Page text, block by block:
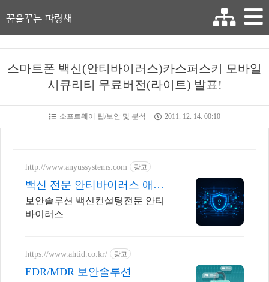
꿈을꾸는 파랑새
스마트폰 백신(안티바이러스)카스퍼스키 모바일
시큐리티 무료버전(라이트) 발표!
소프트웨어 팁/보안 및 분석 2011. 12. 14. 00:10
http://www.anyussystems.com 광고
백신 전문 안티바이러스 애니
어스시스템즈
보안솔루션 백신컨설팅전문 안티
바이러스
https://www.ahtid.co.kr/ 광고
EDR/MDR 보안솔루션